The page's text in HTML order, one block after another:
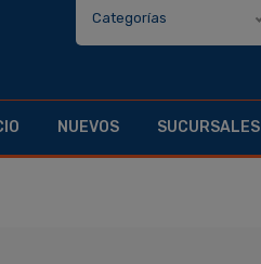
Categorías
NUEVOS SUCURSALES